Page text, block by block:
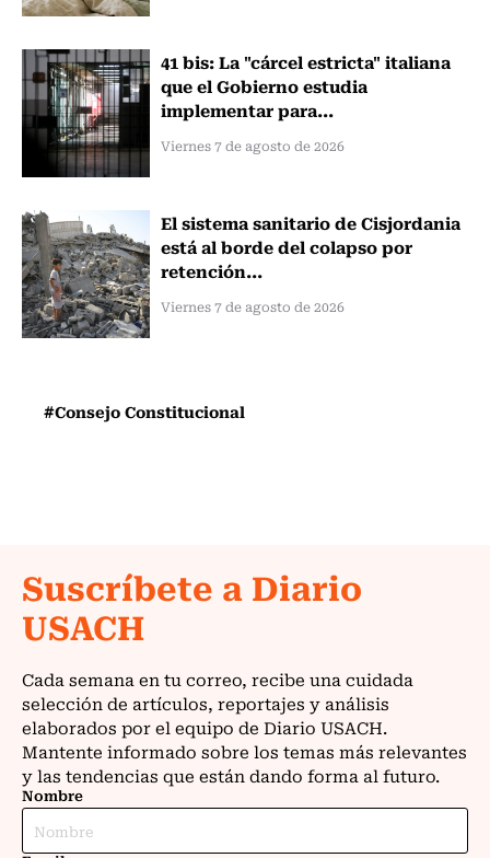
41 bis: La "cárcel estricta" italiana
que el Gobierno estudia
implementar para...
Viernes 7 de agosto de 2026
El sistema sanitario de Cisjordania
está al borde del colapso por
retención...
Viernes 7 de agosto de 2026
#Consejo Constitucional